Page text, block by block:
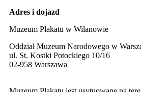
Adres i dojazd
Muzeum Plakatu w Wilanowie
Oddział Muzeum Narodowego w
ul. St. Kostki Potockiego 10/16
02-958 Warszawa